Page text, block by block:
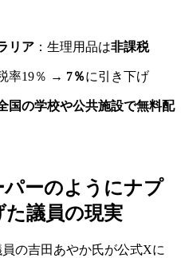
リア ：生理用品は非課税
率19％ → 7％に引き下げ
国の学校や公共施設で無料配
ーのようにナプ
議員の現実
の吉田あやか氏が公式Xに